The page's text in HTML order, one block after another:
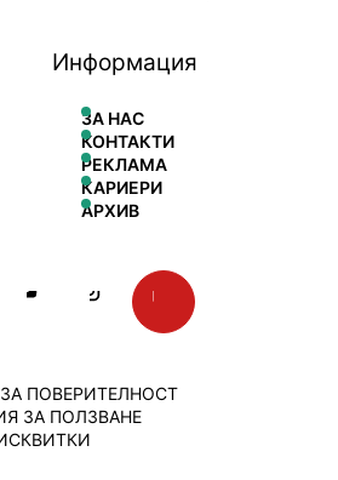
Информация
ЗА НАС
КОНТАКТИ
РЕКЛАМА
КАРИЕРИ
АРХИВ
ПОВЕРИТЕЛНОСТ
ЗА ПОЛЗВАНЕ